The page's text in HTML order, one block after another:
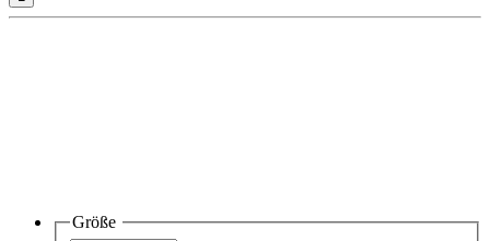
Größe